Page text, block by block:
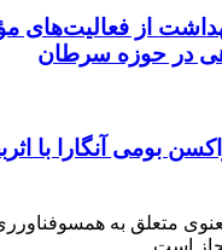
از فعالیت‌های
در حوزه سرطان
بومی آنگارا با
متعلق به